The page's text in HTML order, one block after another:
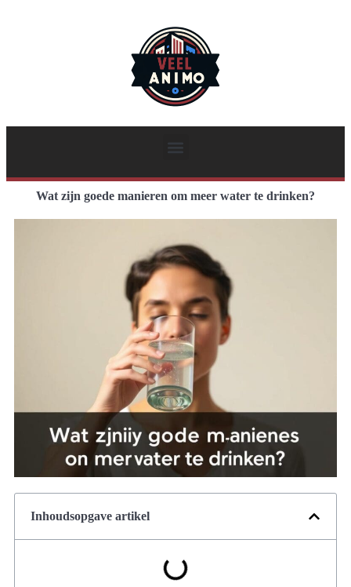
Wat zijn goede manieren om meer water te drinken?
Inhoudsopgave artikel